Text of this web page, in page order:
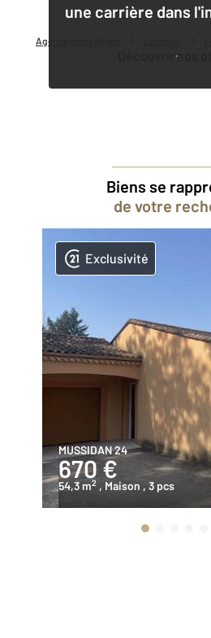
Agence immobilière
une carrière dans
Découvrir nos
Biens se
de votre
Exclusivité
MUSSIDAN 24
670 €
54,3 m2 , Maison , 3 pcs